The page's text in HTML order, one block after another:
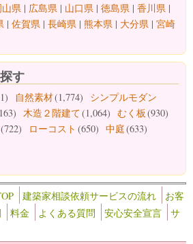
山県 | 広島県 | 山口県 | 徳島県 | 香川県 |
| 佐賀県 | 長崎県 | 熊本県 | 大分県 | 宮崎
す
自然素材(1,774)
シンプルモダン
木造２階建て(1,064) むく板 (930)
(722) ローコスト (650) 中庭(633)
建築家相談依頼サービスの流れ
お客
料金 よくある質問 安心安全宣言
サ